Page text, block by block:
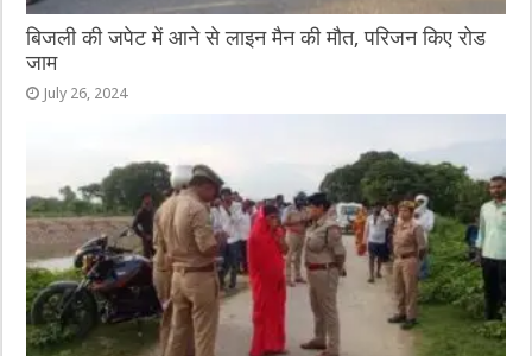
बिजली की जपेट में आने से लाइन मैन की मौत, परिजन किए रोड
जाम
July 26, 2024